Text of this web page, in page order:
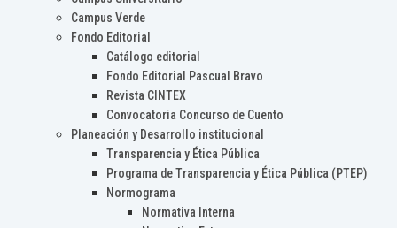
Campus Verde
Fondo Editorial
Catálogo editorial
Fondo Editorial Pascual Bravo
Revista CINTEX
Convocatoria Concurso de Cuento
Planeación y Desarrollo institucional
Transparencia y Ética Pública
Programa de Transparencia y Ética Pública (PTEP)
Normograma
Normativa Interna